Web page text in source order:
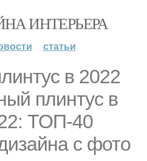
ИНТЕРЬЕРА
статьи
в 2022
плинтус в
ТОП-40
с фото